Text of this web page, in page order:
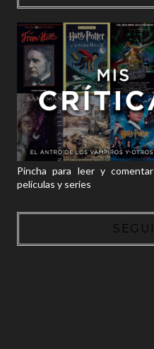
Pincha para leer y
películas y series